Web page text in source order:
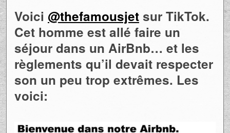
Voici @thefamousjet sur TikTok.
Cet homme est allé faire un
séjour dans un AirBnb… et les
règlements qu’il devait respecter
son un peu trop extrêmes. Les
voici: